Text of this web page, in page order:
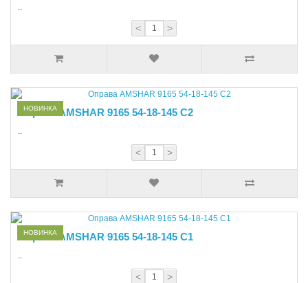
..
< >
НОВИНКА
Оправа AMSHAR 9165 54-18-145 С2
..
< >
НОВИНКА
Оправа AMSHAR 9165 54-18-145 С1
..
< >